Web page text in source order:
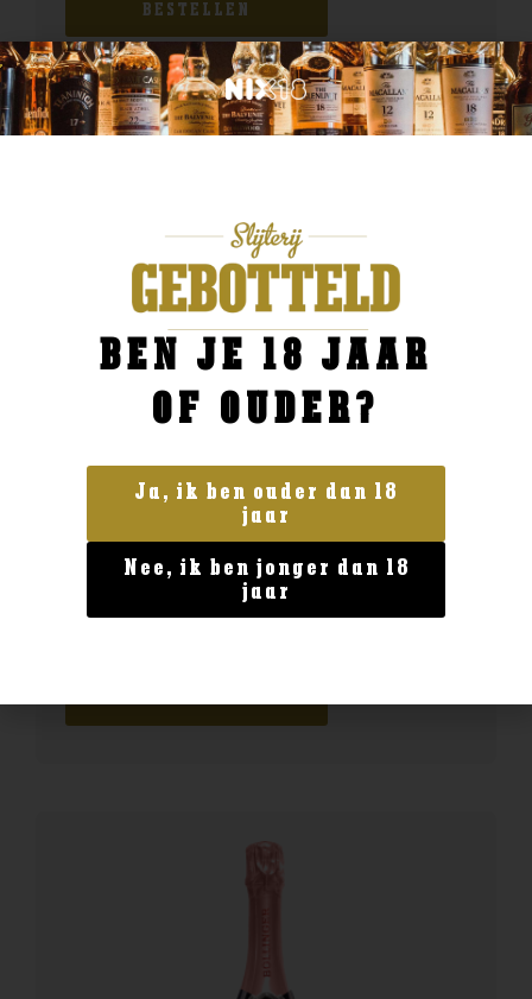
BESTELLEN
Land van Herkomst
Epicuro Salice Salentino
BEN JE 18 JAAR
OF OUDER?
Ja, ik ben ouder dan 18
jaar
Nee, ik ben jonger dan 18
jaar